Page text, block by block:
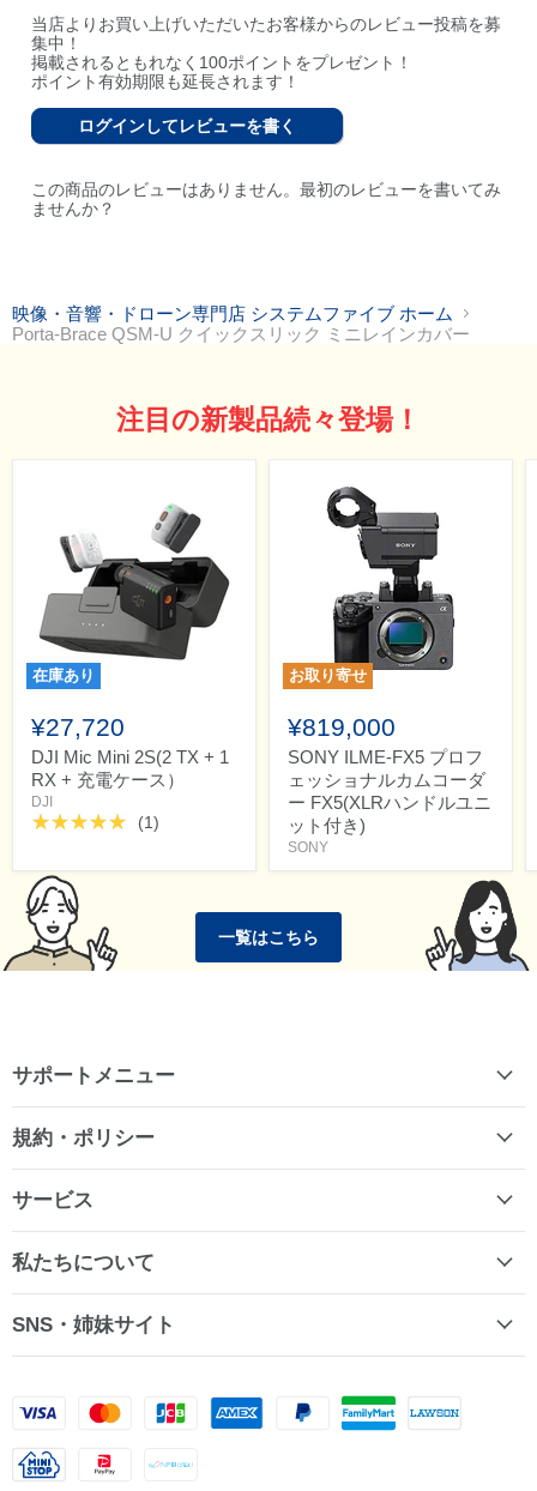
当店よりお買い上げいただいたお客様からのレビュー投稿を募
集中！
掲載されるともれなく100ポイントをプレゼント！
ポイント有効期限も延長されます！
ログインしてレビューを書く
この商品のレビューはありません。最初のレビューを書いてみ
ませんか？
映像・音響・ドローン専門店 システムファイブ ホーム
Porta-Brace QSM-U クイックスリック ミニレインカバー
注目の新製品続々登場！
在庫あり
¥27,720
DJI Mic Mini 2S(2 TX + 1
RX + 充電ケース）
DJI
(1)
お取り寄せ
¥819,000
SONY ILME-FX5 プロフ
ェッショナルカムコーダ
ー FX5(XLRハンドルユニ
ット付き)
SONY
一覧はこちら
サポートメニュー
規約・ポリシー
サービス
私たちについて
SNS・姉妹サイト